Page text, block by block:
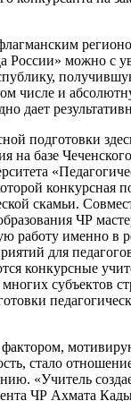
России» можно с
числе и
дает
подготовки
на базе
конкурсная
скамьи.
ЧР
работу именно в
для
конкурсные
субъектов
стало
«Учитель
ЧР Ахмата